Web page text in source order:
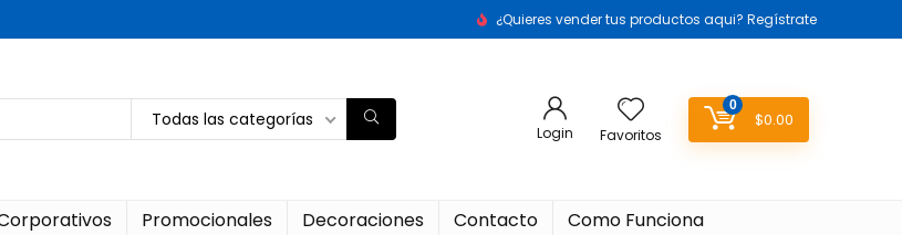
¿Quieres vender tus productos aqui? Regístrate
Todas las categorías
Login Favoritos
0
$0.00
Promocionales Decoraciones Contacto Como Funciona